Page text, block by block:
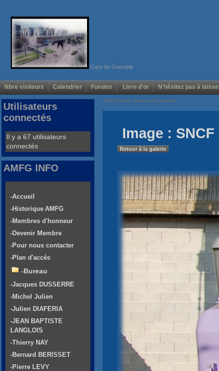
Gare de Grenoble
Nbre visiteurs Calendrier Forums Livre d'or N'hésitez pas à
Voir/Cacher menus de gauche
Image :
Retour à la galerie
Utilisateurs
connectés
Il y a 67 utilisateurs
connectés
AMFG INFO
-Accueil
-Historique AMFG
-Membres d'honneur
-Devenir Membre
-Pour nous contacter
-Plan d'accés
-Bureau
-Jacques DUSSERRE
-Michel Julien
-Julien DIAFERIA
-JEAN BAPTISTE
LANGLOIS
-Thierry NAY
-Bernard BERISSET
-Pierre LEVY